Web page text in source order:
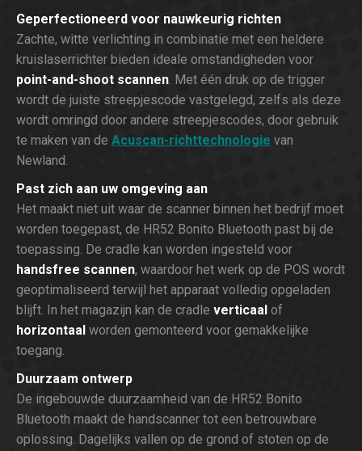
Geperfectioneerd voor nauwkeurig richten
Zachte, witte verlichting in combinatie met een heldere
kruislaserrichter bieden ideale omstandigheden voor
point-and-shoot scannen. Met één druk op de trigger
wordt de juiste streepjescode vastgelegd, zelfs als deze
wordt omringd door andere streepjescodes, door gebruik
te maken van de Acuscan-richttechnologie van
Newland.
Past zich aan uw omgeving aan
Het maakt niet uit waar de scanner binnen het bedrijf moet
worden toegepast, de HR52 Bonito Bluetooth past bij de
toepassing. De cradle kan worden ingesteld voor
handsfree scannen, waardoor het werk op de POS wordt
geoptimaliseerd terwijl het apparaat volledig opgeladen
blijft. In het magazijn kan de cradle verticaal of
horizontaal worden gemonteerd voor gemakkelijke
toegang.
Duurzaam ontwerp
De ingebouwde duurzaamheid van de HR52 Bonito
Bluetooth maakt de handscanner tot een betrouwbare
oplossing. Dagelijks vallen op de grond of stoten op de